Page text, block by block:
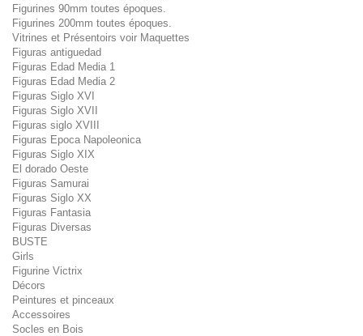
Figurines 90mm toutes époques.
Figurines 200mm toutes époques.
Vitrines et Présentoirs voir Maquettes
Figuras antiguedad
Figuras Edad Media 1
Figuras Edad Media 2
Figuras Siglo XVI
Figuras Siglo XVII
Figuras siglo XVIII
Figuras Epoca Napoleonica
Figuras Siglo XIX
El dorado Oeste
Figuras Samurai
Figuras Siglo XX
Figuras Fantasia
Figuras Diversas
BUSTE
Girls
Figurine Victrix
Décors
Peintures et pinceaux
Accessoires
Socles en Bois